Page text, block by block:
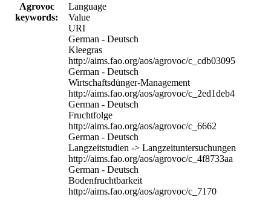
Agrovoc
keywords:
Language
Value
URI
German - Deutsch
Kleegras
http://aims.fao.org/aos/agrovoc/c_cdb03095
German - Deutsch
Wirtschaftsdünger-Management
http://aims.fao.org/aos/agrovoc/c_2ed1deb4
German - Deutsch
Fruchtfolge
http://aims.fao.org/aos/agrovoc/c_6662
German - Deutsch
Langzeitstudien -> Langzeituntersuchungen
http://aims.fao.org/aos/agrovoc/c_4f8733aa
German - Deutsch
Bodenfruchtbarkeit
http://aims.fao.org/aos/agrovoc/c_7170